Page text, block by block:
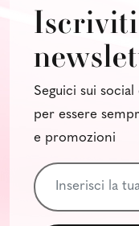
Seguici sui
per essere
e promozioni